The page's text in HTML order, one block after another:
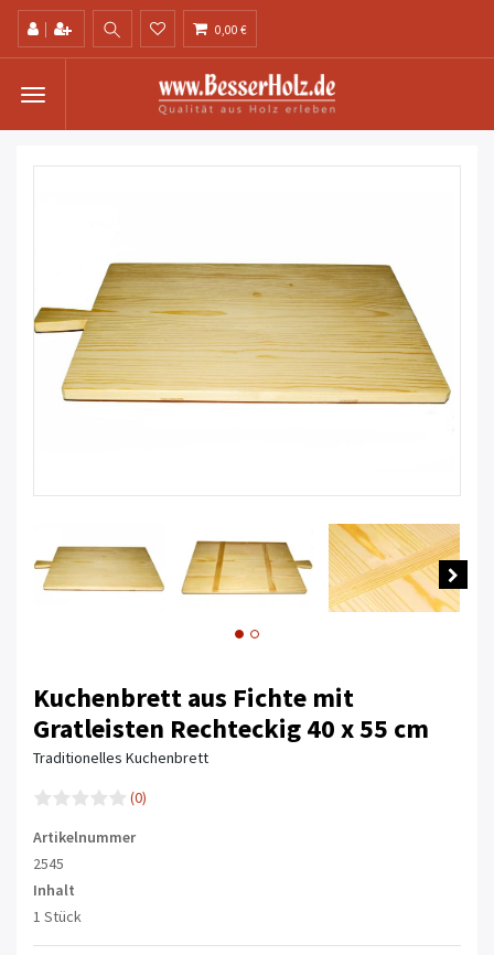
0,00 €
Kuchenbrett aus Fichte mit
Gratleisten Rechteckig 40 x 55 cm
Traditionelles Kuchenbrett
(0)
Artikelnummer
2545
Inhalt
1 Stück